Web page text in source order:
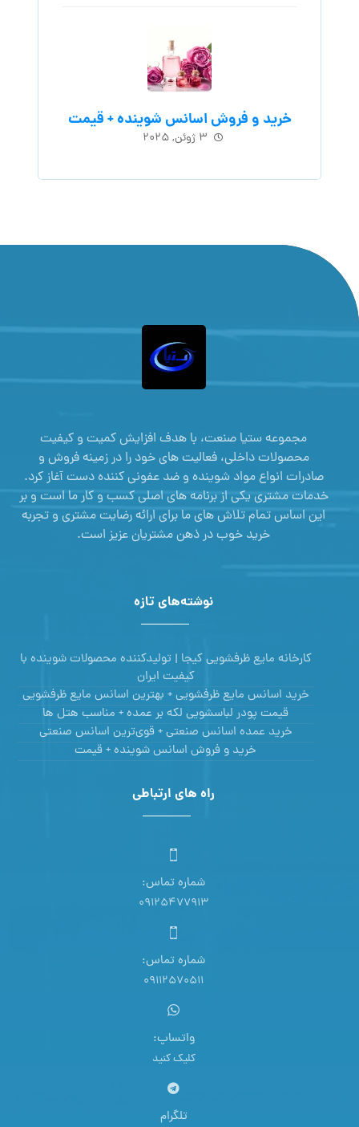
خرید و فروش اسانس شوینده + قیمت
۳ ژوئن, ۲۰۲۵
مجموعه ستیا صنعت، با هدف افزایش کمیت و کیفیت
محصولات داخلی، فعالیت های خود را در زمینه فروش و
صادرات انواع مواد شوینده و ضد عفونی کننده دست آغاز کرد.
خدمات مشتری یکی از برنامه های اصلی کسب و کار ما است و بر
این اساس تمام تلاش های ما برای ارائه رضایت مشتری و تجربه
خرید خوب در ذهن مشتریان عزیز است.
نوشته‌های تازه
کارخانه مایع ظرفشویی کیجا | تولیدکننده محصولات شوینده با
کیفیت ایران
خرید اسانس مایع ظرفشویی + بهترین اسانس مایع ظرفشویی
قیمت پودر لباسشویی لکه بر عمده + مناسب هتل ها
خرید عمده اسانس صنعتی + قوی‌ترین اسانس‌ صنعتی
خرید و فروش اسانس شوینده + قیمت
راه های ارتباطی
شماره تماس:
09125477913
شماره تماس:
09112570511
واتساپ:
کلیک کنید
تلگرام